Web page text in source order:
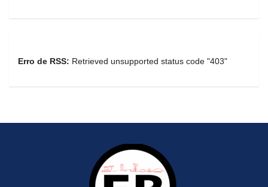
Erro de RSS: Retrieved unsupported status code "403"